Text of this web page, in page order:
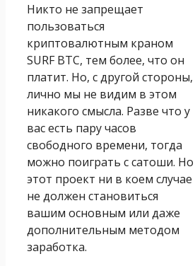
Никто не запрещает
пользоваться
криптовалютным краном
SURF BTC, тем более, что он
платит. Но, с другой стороны,
лично мы не видим в этом
никакого смысла. Разве что у
вас есть пару часов
свободного времени, тогда
можно поиграть с сатоши. Но
этот проект ни в коем случае
не должен становиться
вашим основным или даже
дополнительным методом
заработка.